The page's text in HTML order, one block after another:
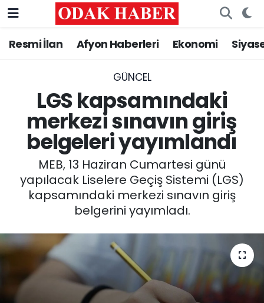
Resmi İlan Afyon Haberleri Ekonomi
GÜNCEL
LGS kapsamındaki
merkezi sınavın giriş
belgeleri yayımlandı
MEB, 13 Haziran Cumartesi günü
yapılacak Liselere Geçiş Sistemi (LGS)
kapsamındaki merkezi sınavın giriş
belgerini yayımladı.
AFYONKARAHİSAR HABERLERİ
ASAYİŞ
GÜNCEL
SİYASET
EĞİTİM
SAĞLIK
Nöbetçi Eczaneler
Trafik Durumu
Süper Lig Puan Durumu ve Fikstür
Tüm Manşetler
Son Dakika Haberleri